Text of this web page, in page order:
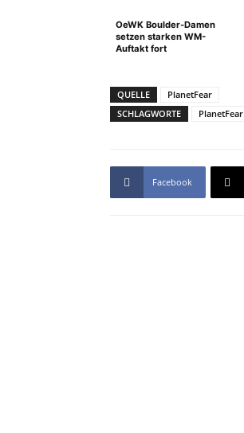
OeWK Boulder-Damen
setzen starken WM-
Auftakt fort
QUELLE
PlanetFear
SCHLAGWORTE
PlanetFear
Facebook